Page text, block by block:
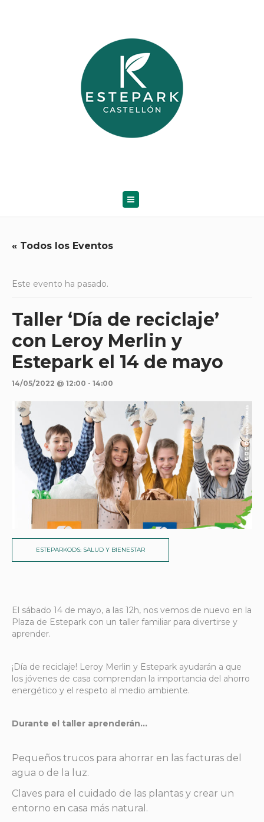
« Todos los Eventos
Este evento ha pasado.
Taller ‘Día de reciclaje’
con Leroy Merlin y
Estepark el 14 de mayo
14/05/2022 @ 12:00 - 14:00
ESTEPARKODS: SALUD Y BIENESTAR
El sábado 14 de mayo, a las 12h, nos vemos de nuevo en la
Plaza de Estepark con un taller familiar para divertirse y
aprender.
¡Día de reciclaje! Leroy Merlin y Estepark ayudarán a que
los jóvenes de casa comprendan la importancia del ahorro
energético y el respeto al medio ambiente.
Durante el taller aprenderán…
Pequeños trucos para ahorrar en las facturas del
agua o de la luz.
Claves para el cuidado de las plantas y crear un
entorno en casa más natural.